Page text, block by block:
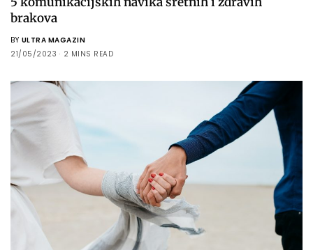
brakova
BY ULTRA MAGAZIN
21/05/2023
2 MINS READ